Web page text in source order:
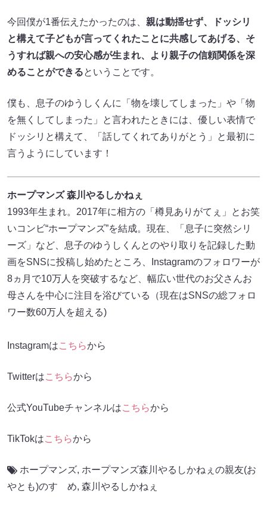
今回僕が1番伝えたかったのは、 親は動揺せず、ドッシリ
と構えて子どもが言ってくれたことに共感してあげる、そ
うすれば親への安心感が生まれ、より親子の信頼関係を深
めることができるということです。
僕も、息子のゆうしくんに「物を壊してしまった」や「物
を無くしてしまった」と言われたときには、優しい表情で
ドッシリと構えて、「話してくれてありがとう」と最初に
言うようにしています！
ホープマンズ 森川やるしかねぇ
1993年生まれ。2017年に相方の「樽見ありがてぇ」とお笑
いコンビ“ホープマンズ”を結成。現在、「息子に突然シリ
ーズ」など、息子のゆうしくんとのやり取りを記録した動
画をSNSに投稿し始めたところ、Instagramのフォロワーが
8ヵ月で10万人を突破するなど、幅広い世代のお父さんお
母さんを中心に注目を浴びている（現在はSNSの総フォロ
ワー数60万人を超える)
Instagramはこちらから
Twitterはこちらから
公式YouTubeチャンネルはこちらから
TikTokはこちらから
ホープマンズ, ホープマンズ森川やるしかねぇの親友(お
やとも)のすゝめ, 森川やるしかねぇ